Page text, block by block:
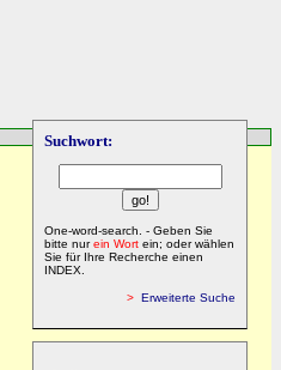
Suchwort:
One-word-search. - Geben Sie
bitte nurein Wort ein; oder wählen
Sie für Ihre Recherche einen
INDEX.
> Erweiterte Suche